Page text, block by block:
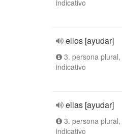
indicativo
ellos [ayudar]
3. persona
indicativo
ellas [ayudar]
3. persona
indicativo